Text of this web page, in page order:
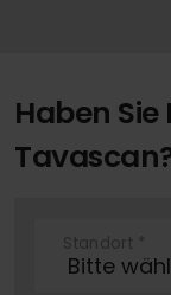
Haben Sie
Standort *